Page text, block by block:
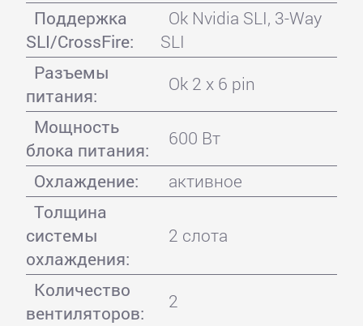
Поддержка
SLI/CrossFire:
Ok Nvidia SLI, 3-Way
SLI
Разъемы
питания:
Ok 2 x 6 pin
Мощность
блока питания:
600 Вт
Охлаждение:
активное
Толщина
системы
охлаждения:
2 слота
Количество
вентиляторов:
2